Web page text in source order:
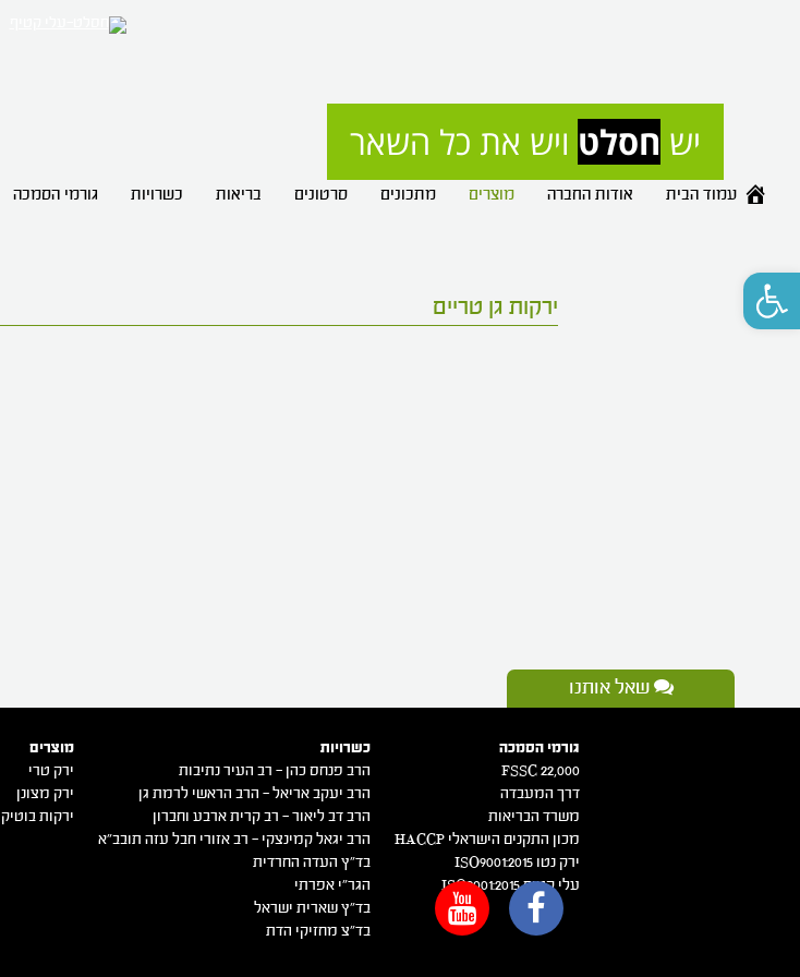
פתח סרגל נגישות
יש חסלט ויש את כל השאר
עמוד הבית אודות החברה מוצרים מתכונים סרטונים בריאות כשרויות גורמי הסמכה
ירקות גן טריים
שאל אותנו
גורמי הסמכה
FSSC 22,000
דרך המעבדה
משרד הבריאות
מכון התקנים הישראלי HACCP
ירק נטו 2015:ISO9001
עלי קטיף 2015:ISO9001
כשרויות
הרב פנחס כהן – רב העיר נתיבות
הרב יעקב אריאל – הרב הראשי לרמת גן
הרב דב ליאור – רב קרית ארבע וחברון
הרב יגאל קמינצקי – רב אזורי חבל עזה תובב"א
בד"ץ העדה החרדית
הגר"י אפרתי
בד"ץ שארית ישראל
בד"צ מחזיקי הדת
מוצרים
ירק טרי
ירק מצונן
ירקות בוטיק